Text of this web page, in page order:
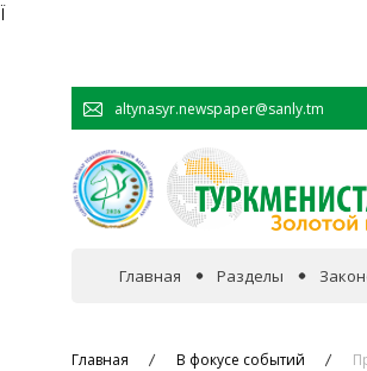
Ï
altynasyr.newspaper@sanly.tm
Главная Разделы
Главная В фокусе событий